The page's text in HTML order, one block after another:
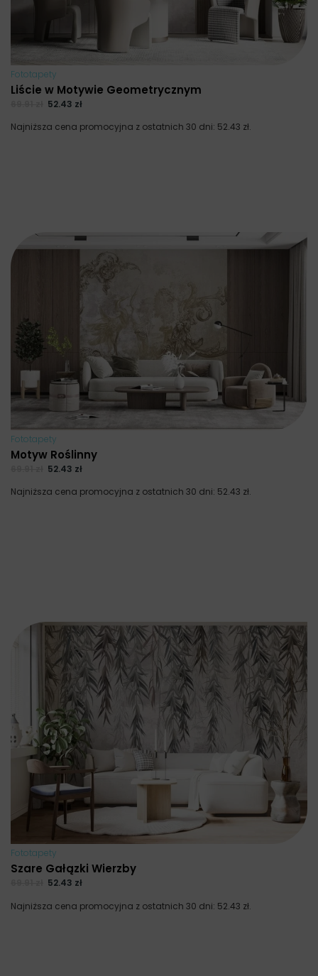
Fototapety
Liście w Motywie Geometrycznym
52.43 zł
Najniższa cena promocyjna z ostatnich 30 dni: 52.43 zł.
Fototapety
Motyw Roślinny
52.43 zł
Najniższa cena promocyjna z ostatnich 30 dni: 52.43 zł.
Fototapety
Szare Gałązki Wierzby
52.43 zł
Najniższa cena promocyjna z ostatnich 30 dni: 52.43 zł.